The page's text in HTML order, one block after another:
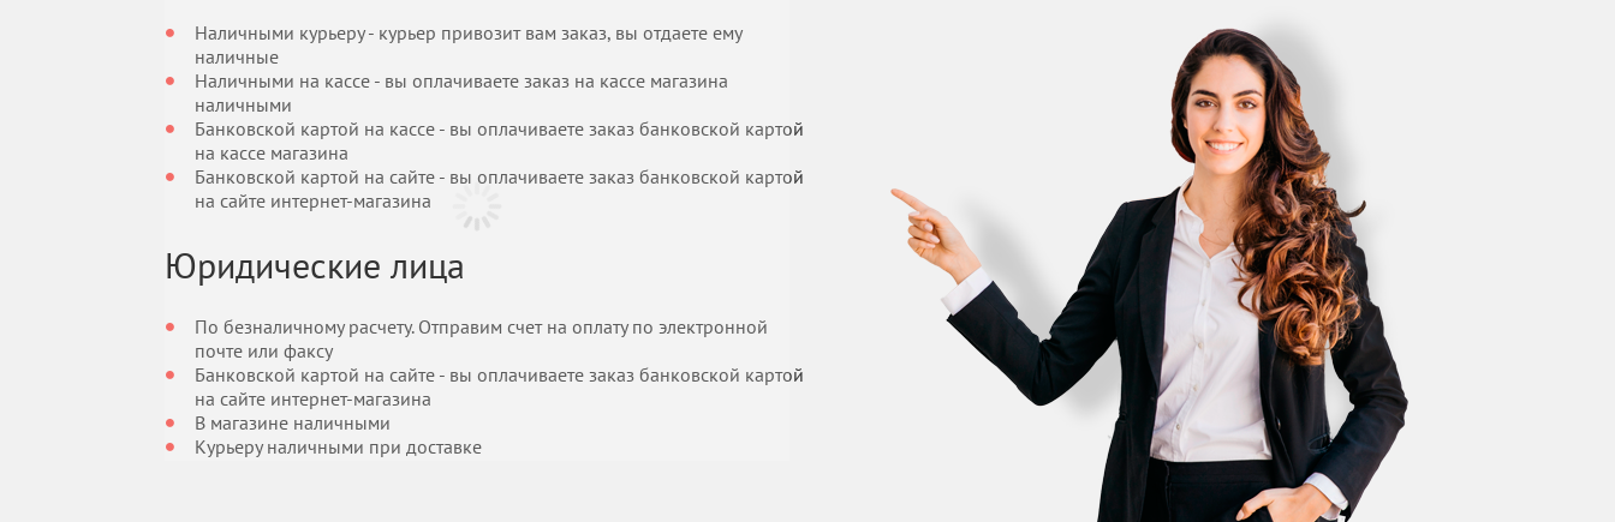
Наличными курьеру - курьер привозит вам заказ, вы отдаете ему
наличные
Наличными на кассе - вы оплачиваете заказ на кассе магазина
наличными
Банковской картой на кассе - вы оплачиваете заказ банковской картой
на кассе магазина
Банковской картой на сайте - вы оплачиваете заказ банковской картой
на сайте интернет-магазина
Юридические лица
По безналичному расчету. Отправим счет на оплату по электронной
почте или факсу
Банковской картой на сайте - вы оплачиваете заказ банковской картой
на сайте интернет-магазина
В магазине наличными
Курьеру наличными при доставке